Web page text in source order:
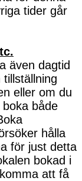
tider går
även dagtid
eller om du
både
hålla
för just detta
bokad i
att få